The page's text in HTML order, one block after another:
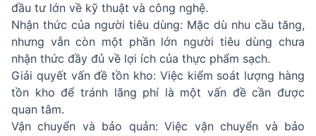
đầu tư lớn về kỹ thuật và công nghệ.
Nhận thức của người tiêu dùng: Mặc dù nhu cầu tăng,
nhưng vẫn còn một phần lớn người tiêu dùng chưa
nhận thức đầy đủ về lợi ích của thực phẩm sạch.
Giải quyết vấn đề tồn kho: Việc kiểm soát lượng hàng
tồn kho để tránh lãng phí là một vấn đề cần được
quan tâm.
Vận chuyển và bảo quản: Việc vận chuyển và bảo